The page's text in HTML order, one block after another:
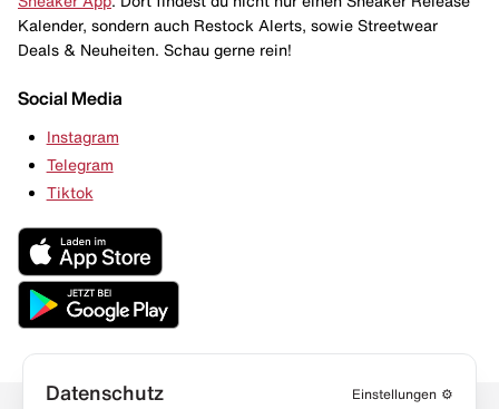
Kalender, sondern auch Restock Alerts, sowie Streetwear
Deals & Neuheiten. Schau gerne rein!
Social Media
Instagram
Telegram
Tiktok
Datenschutz Einstellungen ⚙️